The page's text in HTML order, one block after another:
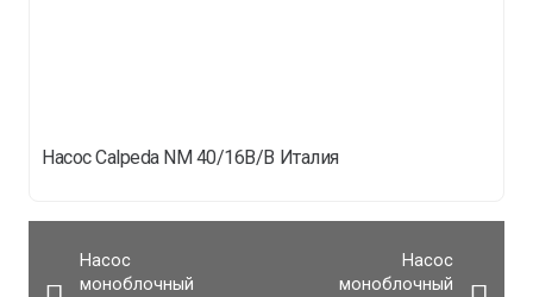
Насос Сalpeda NM 40/16B/B Италия
Насос
моноблочный
Насос
моноблочный